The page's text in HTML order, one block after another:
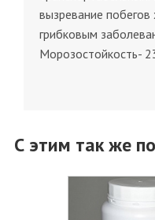
вызревание
грибковым
Морозостойкость-
С этим так же